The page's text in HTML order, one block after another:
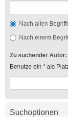
Nach allen
Nach einem
Zu suchender Autor:
Benutze ein * als
Suchoptionen